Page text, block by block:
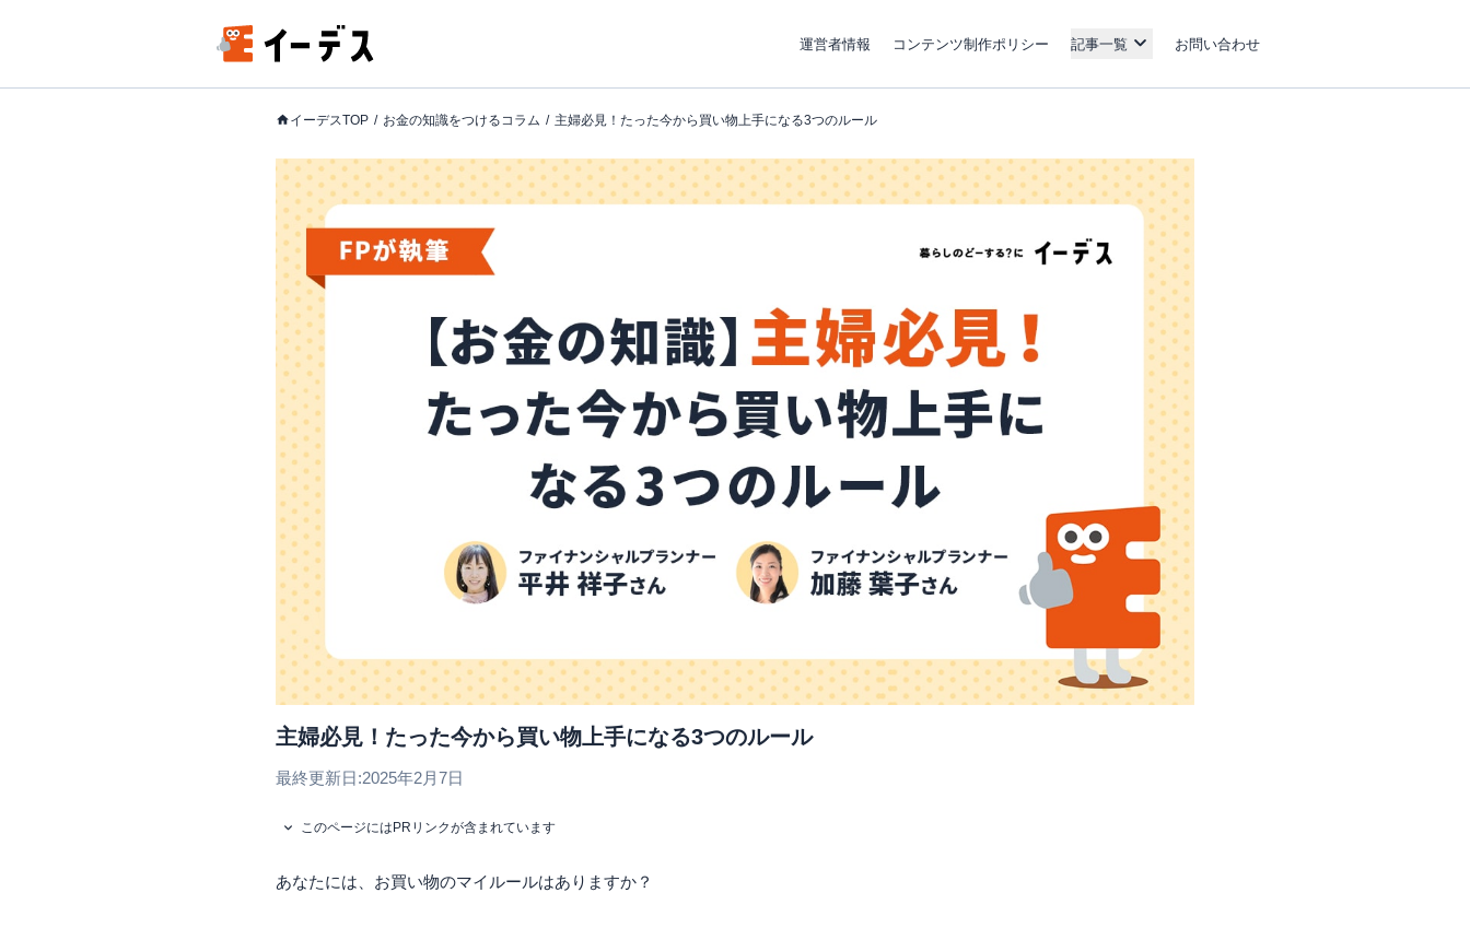
運営者情報 コンテンツ制作ポリシー 記事一覧 お問い合わせ
イーデスTOP お金の知識をつけるコラム 主婦必見！たった今から買い物上手になる3つのルール
主婦必見！たった今から買い物上手になる3つのルール
最終更新日:2025年2月7日
このページにはPRリンクが含まれています
あなたには、お買い物のマイルールはありますか？